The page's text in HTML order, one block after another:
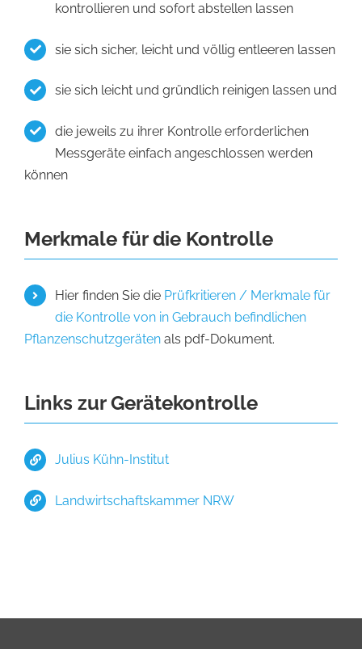
kontrollieren und sofort abstellen lassen
sie sich sicher, leicht und völlig entleeren lassen
sie sich leicht und gründlich reinigen lassen und
die jeweils zu ihrer Kontrolle erforderlichen
Messgeräte einfach angeschlossen werden
können
Merkmale für die Kontrolle
Hier finden Sie die Prüfkritieren / Merkmale für
die Kontrolle von in Gebrauch befindlichen
Pflanzenschutzgeräten als pdf-Dokument.
Links zur Gerätekontrolle
Julius Kühn-Institut
Landwirtschaftskammer NRW